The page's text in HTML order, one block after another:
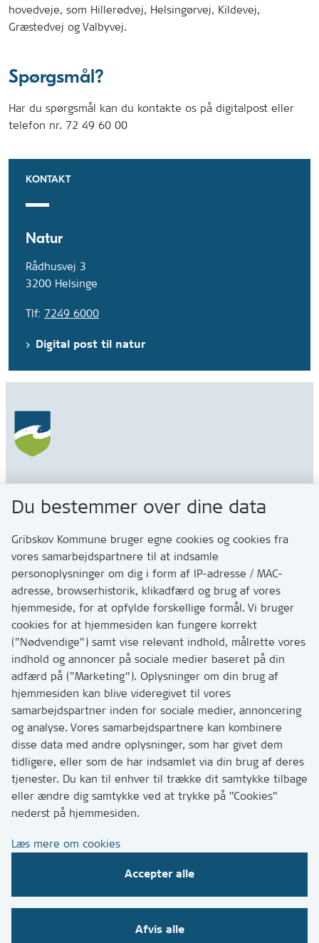
hovedveje, som Hillerødvej, Helsingørvej, Kildevej,
Græstedvej og Valbyvej.
Spørgsmål?
Har du spørgsmål kan du kontakte os på digitalpost eller
telefon nr. 72 49 60 00
KONTAKT
Natur
Rådhusvej 3
3200 Helsinge
Tlf: 7249 6000
Digital post til natur
Gribskov Kommune
Rådhusvej 3
3200 Helsinge
Kontakt
Skriv til os via Digital Post
Har du brug for at komme i kontakt med os? Se her
hvordan
Tip os om huller i vejen eller andet
T:7249 6000
Bemærk: vi har mange opkald mellem kl. 10 og 11
Links
Tilgængelighedserklæring
Cookies
CVR, EAN og betaling
Følg os på sociale medier
Du bestemmer over dine data
Gribskov Kommune bruger egne cookies og cookies fra
vores samarbejdspartnere til at indsamle
personoplysninger om dig i form af IP-adresse / MAC-
adresse, browserhistorik, klikadfærd og brug af vores
hjemmeside, for at opfylde forskellige formål. Vi bruger
cookies for at hjemmesiden kan fungere korrekt
(”Nødvendige”) samt vise relevant indhold, målrette vores
indhold og annoncer på sociale medier baseret på din
adfærd på (”Marketing”). Oplysninger om din brug af
hjemmesiden kan blive videregivet til vores
samarbejdspartner inden for sociale medier, annoncering
og analyse. Vores samarbejdspartnere kan kombinere
disse data med andre oplysninger, som har givet dem
tidligere, eller som de har indsamlet via din brug af deres
tjenester. Du kan til enhver til trække dit samtykke tilbage
eller ændre dig samtykke ved at trykke på ”Cookies”
nederst på hjemmesiden.
Læs mere om cookies
Accepter alle
Afvis alle